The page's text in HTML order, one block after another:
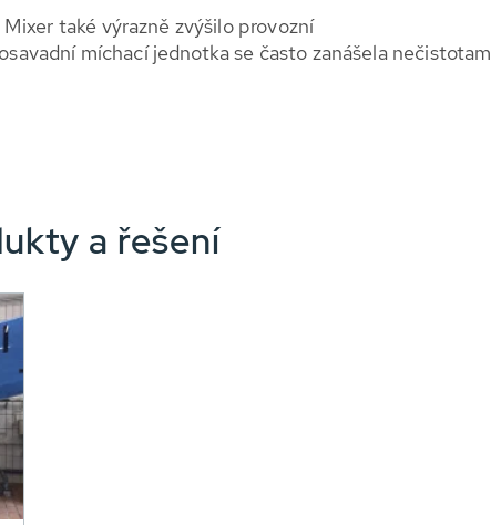
také výrazně zvýšilo provozní
míchací jednotka se často zanášela
a řešení